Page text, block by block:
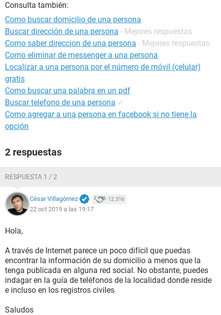
Consulta también:
Como buscar domicilio de una persona
Buscar dirección de una persona - Mejores respuestas
Como saber direccion de una persona - Mejores respuestas
Como eliminar de messenger a una persona
Localizar a una persona por el número de móvil (celular)
gratis
Como buscar una palabra en un pdf
Buscar telefono de una persona ✓
Como agregar a una persona en facebook si no tiene la
opción
2 respuestas
RESPUESTA 1 / 2
César Villagómez 12.316
22 oct 2019 a las 19:17
Hola,
A través de Internet parece un poco difícil que puedas
encontrar la información de su domicilio a menos que la
tenga publicada en alguna red social. No obstante, puedes
indagar en la guía de teléfonos de la localidad donde reside
e incluso en los registros civiles
Saludos